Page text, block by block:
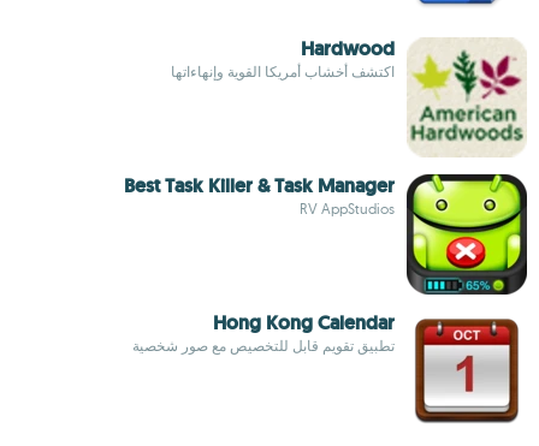
Hardwood
اكتشف أخشاب أمريكا القوية وإنهاءاتها
Best Task Killer & Task Manager
RV AppStudios
Hong Kong Calendar
تطبيق تقويم قابل للتخصيص مع صور شخصية